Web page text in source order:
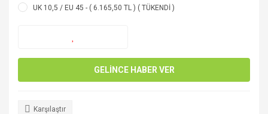
UK 10,5 / EU 45 - ( 6.165,50 TL ) ( TÜKENDİ )
GELİNCE HABER VER
Karşılaştır